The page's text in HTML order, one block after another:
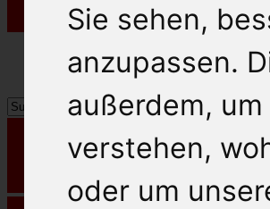
Sie sehen,
anzupassen.
außerdem,
verstehen,
oder um